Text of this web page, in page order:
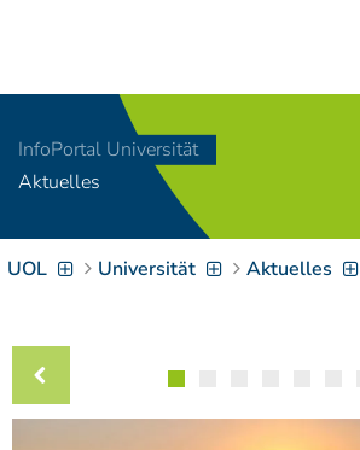
[Access-Key 8
Zum Inhalt springen
Zur Suche springen
[Access-Key 4]
Zur Hauptnavigation
Zielgruppennavigation
InfoPortal Universität
Aktuelles
UOL Universität Aktuelles